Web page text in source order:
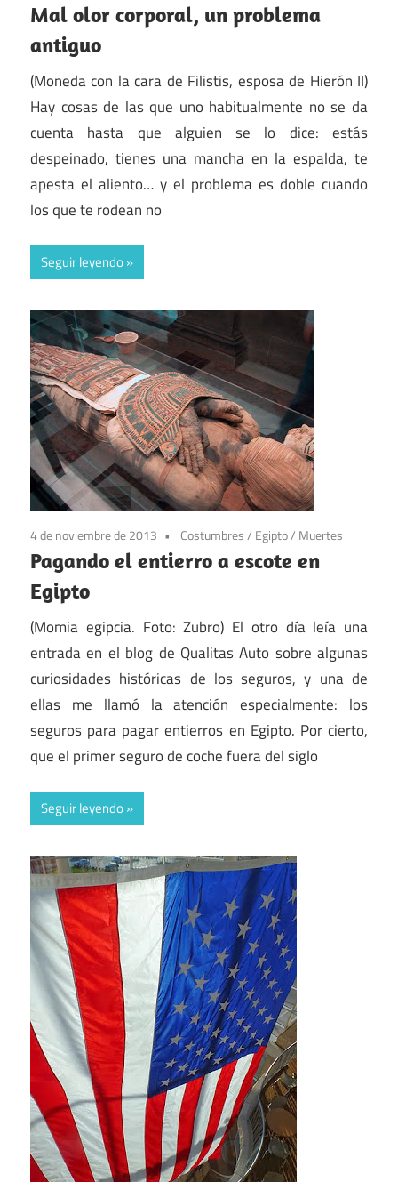
Mal olor corporal, un problema
antiguo
(Moneda con la cara de Filistis, esposa de Hierón II)
Hay cosas de las que uno habitualmente no se da
cuenta hasta que alguien se lo dice: estás
despeinado, tienes una mancha en la espalda, te
apesta el aliento… y el problema es doble cuando
los que te rodean no
Seguir leyendo
4 de noviembre de 2013 Costumbres/ Egipto/ Muertes
Pagando el entierro a escote en
Egipto
(Momia egipcia. Foto: Zubro) El otro día leía una
entrada en el blog de Qualitas Auto sobre algunas
curiosidades históricas de los seguros, y una de
ellas me llamó la atención especialmente: los
seguros para pagar entierros en Egipto. Por cierto,
que el primer seguro de coche fuera del siglo
Seguir leyendo